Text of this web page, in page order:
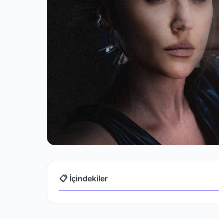
📋 İçindekiler